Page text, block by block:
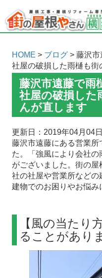
HOME > ブログ> 藤沢市
社屋の破損した雨樋も街
藤沢市遠藤で雨
社屋の破損した
んが直します
更新日：2019年04月04日
藤沢市遠藤にある営業所
た。「強風により会社
がございました。街の
社の社屋や営業所など
建物でのお困りやお悩み
【風の当たり
ることがあり